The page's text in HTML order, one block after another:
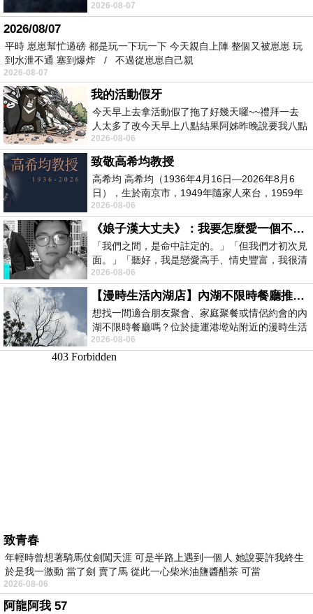
個人整整齊齊地站在鏡框之外，如同
2026-08-07
2026/08/07
平時 崽崽幫忙過磅 都是玩一下玩一下 今天親自上陣 整個又被崽崽 玩
到水泄不通 塞到爆炸 / 不過從崽崽自己親
2026-08-07
我的活動假牙
今天早上去拿活動假了拖了好幾天囉~~禮拜一去
人太多了改今天早上八點結果阿姊昨晚說要我八點
去西螺農會~回到莿桐都8點半多了
2026-08-06
致敬高希均教授
高希均 高希均（1936年4月16日—2026年8月6
日），生於南京市，1949年隨家人來台，1959年
赴美深造並取得經濟發展博士學位。曾任
2026-08-06
《娘子漢大丈夫》：我要怎麼愛一個不存在的人？
「我們之間，是命中註定的。」「但我們才初次見
面。」「聽好，我是戀愛高手、情史豐富，我很清
楚這種感覺，你我之間的那種感覺，現
2026-08-06
【漫時生活內湖店】內湖不限時餐廳推薦｜捷運港墘站美食，聚餐、約會、家庭聚會首選，正餐甜點一次滿足
想找一間適合朋友聚會、家庭聚餐或情侶約會的內
湖不限時餐廳嗎？位於捷運港墘站附近的漫時生活
內湖店，從捷運站步行約4分鐘即可抵
2026-08-06
致青春
年輕時曾想著騎馬仗劍闖天涯 可是半路上遇到一個人 她說要許我終生
於是我一激動 當了劍 賣了馬 從此一心柴米油鹽醬醋茶 可當
2026-08-06
阿龍阿我 57